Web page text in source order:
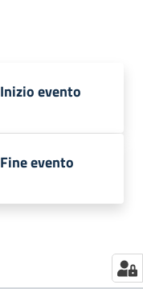
Inizio evento
Fine evento